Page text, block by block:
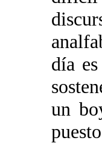
día
un